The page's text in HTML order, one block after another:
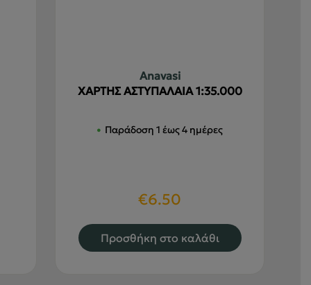
Anavasi
ΧΑΡΤΗΣ ΑΣΤΥΠΑΛΑΙΑ 1:35.000
Παράδοση 1 έως 4 ημέρες
€6.50
Προσθήκη στο καλάθι